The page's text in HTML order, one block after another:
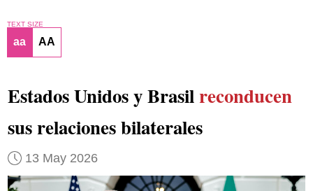
TEXT SIZE
aa AA
Estados Unidos y Brasilreconducen
sus relaciones bilaterales
13 May 2026